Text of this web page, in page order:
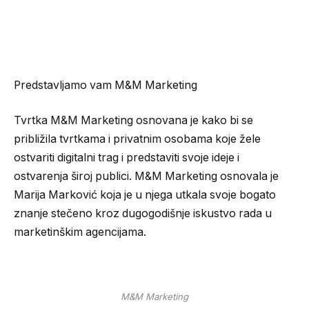
Predstavljamo vam M&M Marketing
Tvrtka M&M Marketing osnovana je kako bi se
približila tvrtkama i privatnim osobama koje žele
ostvariti digitalni trag i predstaviti svoje ideje i
ostvarenja široj publici. M&M Marketing osnovala je
Marija Marković koja je u njega utkala svoje bogato
znanje stečeno kroz dugogodišnje iskustvo rada u
marketinškim agencijama.
M&M Marketing